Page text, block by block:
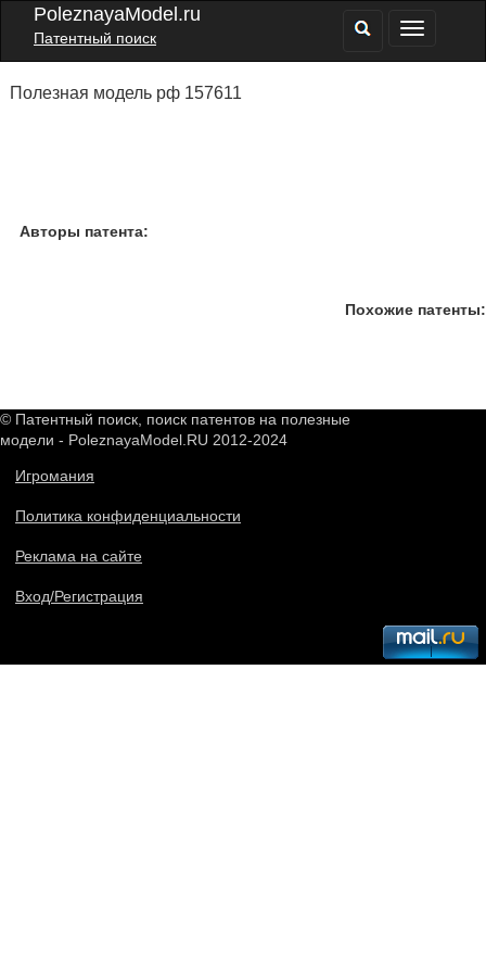
PoleznayaModel.ru
Патентный поиск
Полезная модель рф 157611
Авторы патента:
Похожие патенты:
© Патентный поиск, поиск патентов на полезные
модели - PoleznayaModel.RU 2012-2024
Игромания
Политика конфиденциальности
Реклама на сайте
Вход/Регистрация